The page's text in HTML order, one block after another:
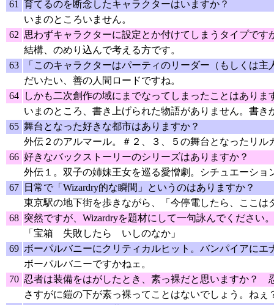
61
育てるのを断念したキャラクターはいますか？
いまのところいません。
62 思わずキャラクターに設定とか付けてしまうタイプです
結構、のめり込んで考える方です。
63
「このキャラクターはパーティのリーダー（もしくは
だいたい、善の人間ロードですね。
64
しかも二次創作の域にまでなってしまったことはあり
いまのところ、書き上げられた物語がありません。書き
65 舞台となった好きな都市はありますか？
外伝２のアルマール。＃２、３、５の舞台となったリ
66 好きなバックストーリーのシリーズはありますか？
外伝１。双子の姉妹王女を巡る愛憎劇。シチュエーシ
67
日常で「Wizardry的な瞬間」というのはありますか？
東京駅の地下街を歩きながら、「今停電したら、ここ
68 突然ですが、Wizardryを題材にして一句詠んでください。
「宝箱 失敗したら いしのなか」
69 ボーパルバニーにクリティカルヒット。バンパイアに
ボーパルバニーですかねェ。
70 忍者は装備をはがしたとき、素っ裸だと思いますか？
さすがに鎧の下が素っ裸ってことはないでしょう。ねぇ